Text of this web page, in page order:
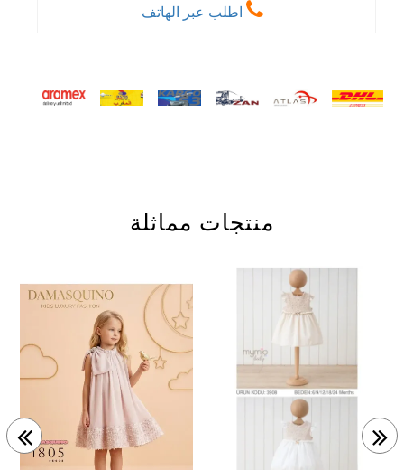
اطلب عبر الهاتف
منتجات مماثلة